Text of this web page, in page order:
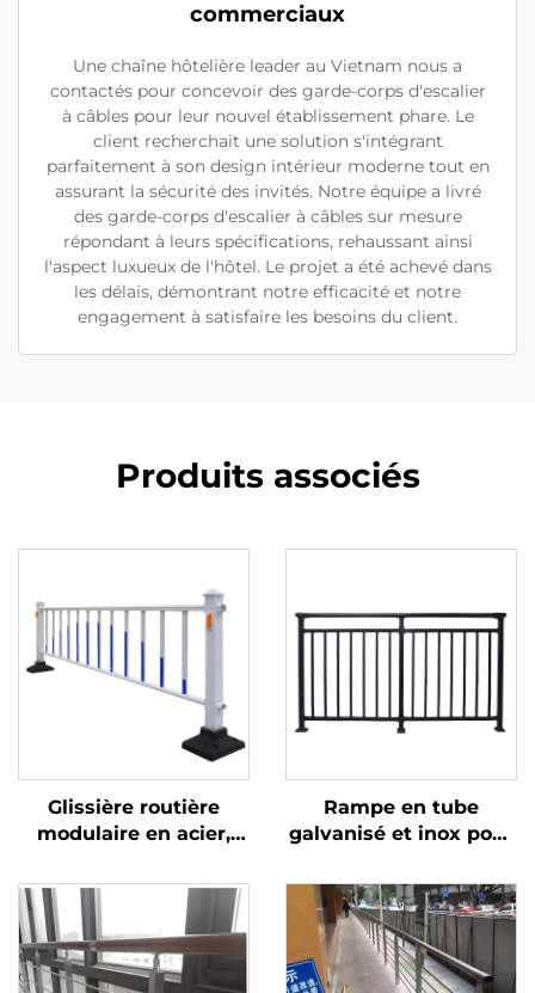
commerciaux
Une chaîne hôtelière leader au Vietnam nous a
contactés pour concevoir des garde-corps d'escalier
à câbles pour leur nouvel établissement phare. Le
client recherchait une solution s'intégrant
parfaitement à son design intérieur moderne tout en
assurant la sécurité des invités. Notre équipe a livré
des garde-corps d'escalier à câbles sur mesure
répondant à leurs spécifications, rehaussant ainsi
l'aspect luxueux de l'hôtel. Le projet a été achevé dans
les délais, démontrant notre efficacité et notre
engagement à satisfaire les besoins du client.
Produits associés
Glissière routière
modulaire en acier,
écrans anti-
éblouissement avec
système de connexion
rapide, facile à
Rampe en tube
galvanisé et inox pour
et main courante
d'escalier, aspect
moderne